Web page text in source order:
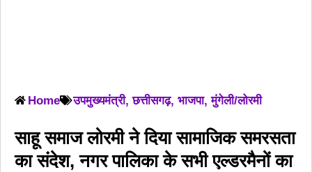
Home उपमुख्यमंत्री,छत्तीसगढ़, भाजपा,मुंगेली/लोरमी
साहू समाज लोरमी ने दिया सामाजिक समरसता
का संदेश, नगर पालिका के सभी एल्डरमैनों का